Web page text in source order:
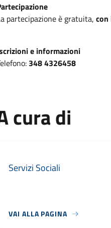
partecipazione è gratuita,
e informazioni
348 4326458
cura di
Servizi Sociali
VAI ALLA PAGINA